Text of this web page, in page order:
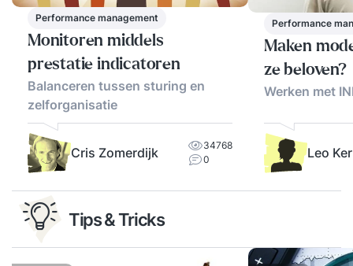
Performance management
Monitoren middels
prestatie indicatoren
Balanceren tussen sturing en
zelforganisatie
Cris Zomerdijk
34768
0
Performance
Maken
ze beloven?
Werken met
Leo
Tips & Tricks